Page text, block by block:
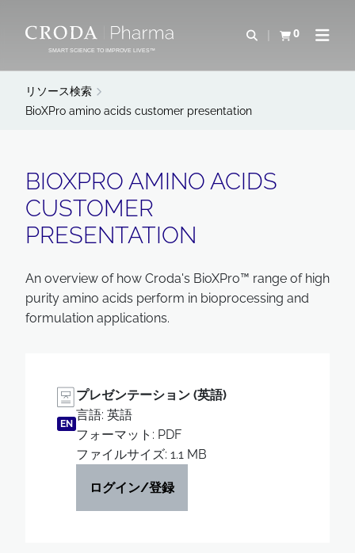
ン
ー
SMART SCIENCE TO IMPROVE LIVES™
検索を開く
0
カートを確認す
ナビ
リソース検索
BioXPro amino acids customer presentation
BIOXPRO AMINO ACIDS
CUSTOMER
PRESENTATION
An overview of how Croda's BioXPro™ range of high
purity amino acids perform in bioprocessing and
formulation applications.
EN
プレゼンテーション (英語)
言語: 英語
フォーマット: PDF
ファイルサイズ: 1.1 MB
ログイン/登録